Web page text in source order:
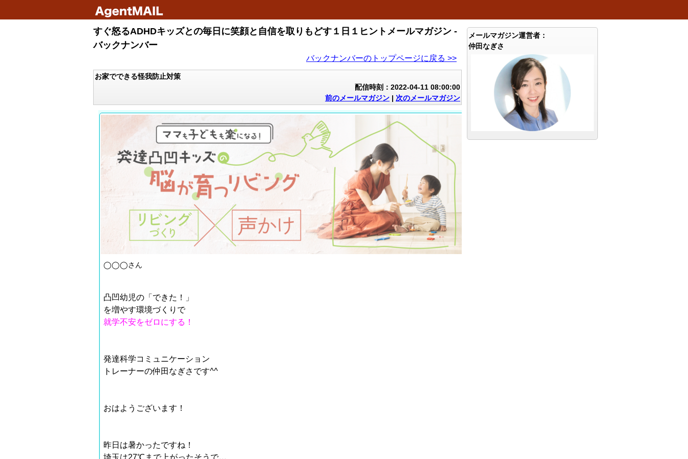
すぐ怒るADHDキッズとの毎日に笑顔と自信を取りもどす１日１ヒントメールマガジン -
バックナンバー
バックナンバーのトップページに戻る >>
お家でできる怪我防止対策
配信時刻：2022-04-11 08:00:00
前のメールマガジン | 次のメールマガジン
◯◯◯さん
凸凹幼児の「できた！」
を増やす環境づくりで
就学不安をゼロにする！
発達科学コミュニケーション
トレーナーの仲田なぎさです^^
おはようございます！
昨日は暑かったですね！
埼玉は27℃まで上がったそうで…
メールマガジン運営者：
仲田なぎさ